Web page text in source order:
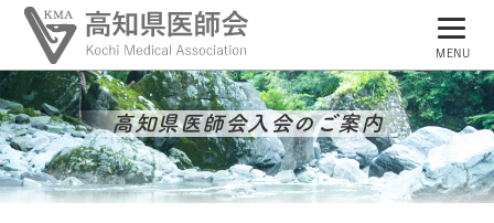
高知県医師会入会のご案内
MENU
トップページ
高知県医師会について
県民の皆様へ